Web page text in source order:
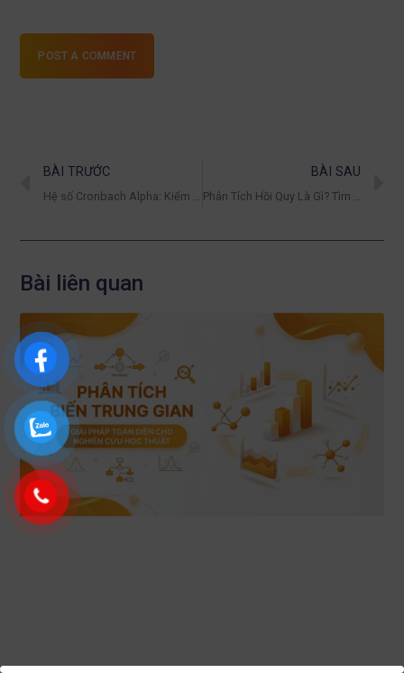
POST A COMMENT
BÀI TRƯỚC
Hệ số Cronbach Alpha: Kiểm định Độ Tin Cậy Thang Đo
BÀI SAU
Phân Tích Hồi Quy Là Gì? Tìm Hiểu Chi Tiết
Bài liên quan